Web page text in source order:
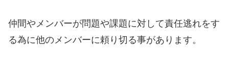
仲間やメンバーが問題や課題に対して責任逃れをす
る為に他のメンバーに頼り切る事があります。